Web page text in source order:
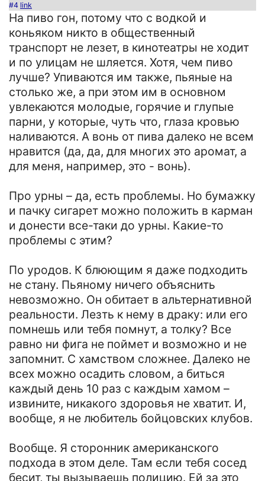
#4 link
На пиво гон, потому что с водкой и
коньяком никто в общественный
транспорт не лезет, в кинотеатры не ходит
и по улицам не шляется. Хотя, чем пиво
лучше? Упиваются им также, пьяные на
столько же, а при этом им в основном
увлекаются молодые, горячие и глупые
парни, у которые, чуть что, глаза кровью
наливаются. А вонь от пива далеко не всем
нравится (да, да, для многих это аромат, а
для меня, например, это - вонь).
Про урны – да, есть проблемы. Но бумажку
и пачку сигарет можно положить в карман
и донести все-таки до урны. Какие-то
проблемы с этим?
По уродов. К блюющим я даже подходить
не стану. Пьяному ничего объяснить
невозможно. Он обитает в альтернативной
реальности. Лезть к нему в драку: или его
помнешь или тебя помнут, а толку? Все
равно ни фига не поймет и возможно и не
запомнит. С хамством сложнее. Далеко не
всех можно осадить словом, а биться
каждый день 10 раз с каждым хамом –
извините, никакого здоровья не хватит. И,
вообще, я не любитель бойцовских клубов.
Вообще. Я сторонник американского
подхода в этом деле. Там если тебя сосед
бесит, ты вызываешь полицию. Ей за это